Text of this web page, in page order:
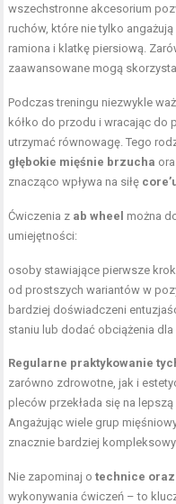
wszechstronne akcesorium
ruchów, które nie tylko
ramiona i klatkę piersiową.
zaawansowane mogą
Podczas treningu niezwykle
kółko do przodu i wracając do
utrzymać równowagę. Tego
głębokie mięśnie brzucha
znacząco wpływa na siłę
Ćwiczenia z ab wheel można
umiejętności:
osoby stawiające pierwsze
od prostszych wariantów w
bardziej doświadczeni
staniu lub dodać obciążenia
Regularne praktykowanie
zarówno zdrowotne, jak i
pleców przekłada się na
Angażując wiele grup
znacznie bardziej
Nie zapominaj otechnice
wykonywania ćwiczeń – to